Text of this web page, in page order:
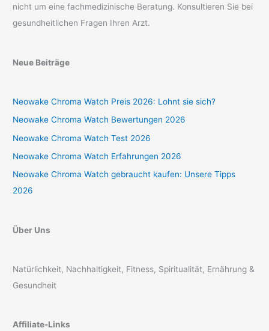
nicht um eine fachmedizinische Beratung. Konsultieren Sie bei
gesundheitlichen Fragen Ihren Arzt.
Neue Beiträge
Neowake Chroma Watch Preis 2026: Lohnt sie sich?
Neowake Chroma Watch Bewertungen 2026
Neowake Chroma Watch Test 2026
Neowake Chroma Watch Erfahrungen 2026
Neowake Chroma Watch gebraucht kaufen: Unsere Tipps
2026
Über Uns
Natürlichkeit, Nachhaltigkeit, Fitness, Spiritualität, Ernährung &
Gesundheit
Affiliate-Links